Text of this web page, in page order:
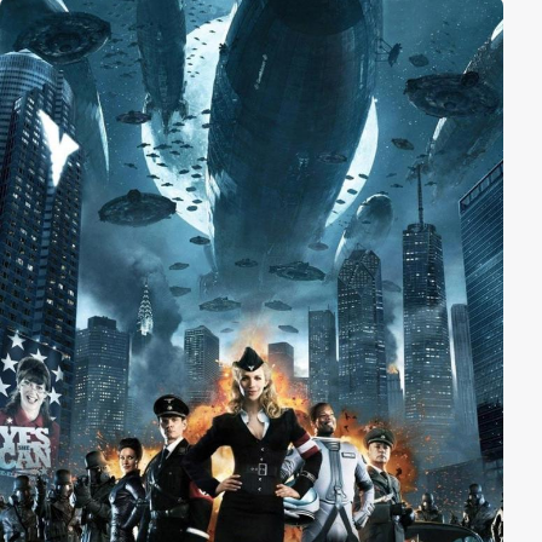
Nächte. Basierend auf wahren Begebenheiten
erzähltes Drama über die ersten Kriegshandlungen in
die polnische Soldaten nach über 50 Jahren involviert
waren.